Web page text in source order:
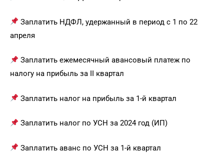
Заплатить НДФЛ, удержанный в период с 1 по 22
апреля
Заплатить ежемесячный авансовый платеж по
налогу на прибыль за II квартал
Заплатить налог на прибыль за 1-й квартал
Заплатить налог по УСН за 2024 год (ИП)
Заплатить аванс по УСН за 1-й квартал